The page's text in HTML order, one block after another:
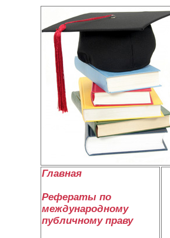
Главная
Рефераты по
международному
публичному праву